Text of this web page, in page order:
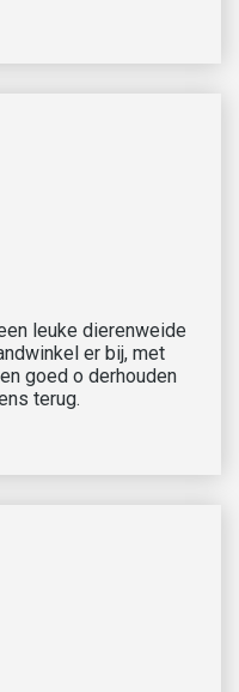
leuke dierenweide
er bij, met
goed o derhouden
terug.